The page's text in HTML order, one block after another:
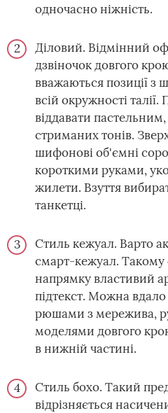
одночасно ніжність.
Діловий. Відмінний
дзвіночок довгого
вважаються позиції
всій окружності
віддавати
стриманих тонів.
шифонові об'ємні
короткими руками,
жилети. Взуття
танкетці.
Стиль кежуал. Варто
смарт-кежуал. Такому
напрямку властивий
підтекст. Можна
рюшами з мережива,
моделями довгого
в нижній частині.
Стиль бохо. Такий
відрізняється